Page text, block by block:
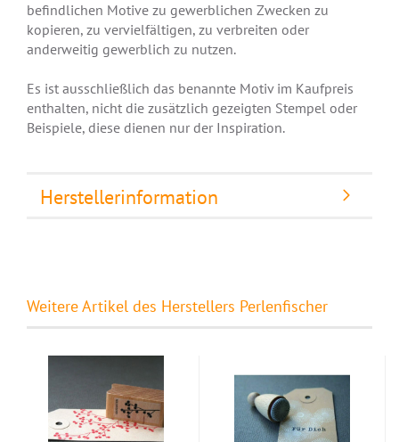
befindlichen Motive zu gewerblichen Zwecken zu
kopieren, zu vervielfältigen, zu verbreiten oder
anderweitig gewerblich zu nutzen.
Es ist ausschließlich das benannte Motiv im Kaufpreis
enthalten, nicht die zusätzlich gezeigten Stempel oder
Beispiele, diese dienen nur der Inspiration.
Herstellerinformation
Weitere Artikel des Herstellers Perlenfischer